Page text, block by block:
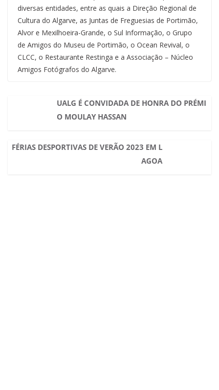
diversas entidades, entre as quais a Direção Regional de
Cultura do Algarve, as Juntas de Freguesias de Portimão,
Alvor e Mexilhoeira-Grande, o Sul Informação, o Grupo
de Amigos do Museu de Portimão, o Ocean Revival, o
CLCC, o Restaurante Restinga e a Associação – Núcleo
Amigos Fotógrafos do Algarve.
UALG É CONVIDADA DE HONRA DO PRÉMI
O MOULAY HASSAN
FÉRIAS DESPORTIVAS DE VERÃO 2023 EM L
AGOA